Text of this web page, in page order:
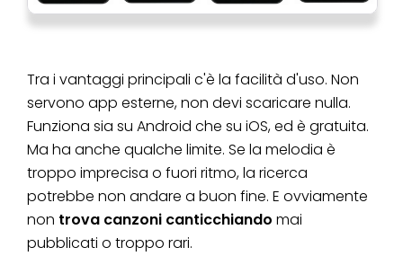
Tra i vantaggi principali c'è la facilità d'uso. Non
servono app esterne, non devi scaricare nulla.
Funziona sia su Android che su iOS, ed è gratuita.
Ma ha anche qualche limite. Se la melodia è
troppo imprecisa o fuori ritmo, la ricerca
potrebbe non andare a buon fine. E ovviamente
non trova canzoni canticchiando mai
pubblicati o troppo rari.